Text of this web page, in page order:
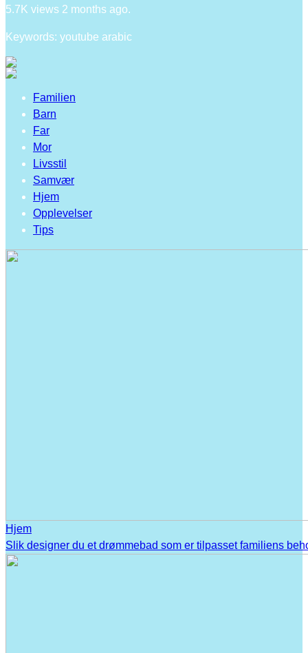
5.7K views 2 months ago.
Keywords: youtube arabic
Familien
Barn
Far
Mor
Livsstil
Samvær
Hjem
Opplevelser
Tips
Hjem
Slik designer du et drømmebad som er tilpasset familiens